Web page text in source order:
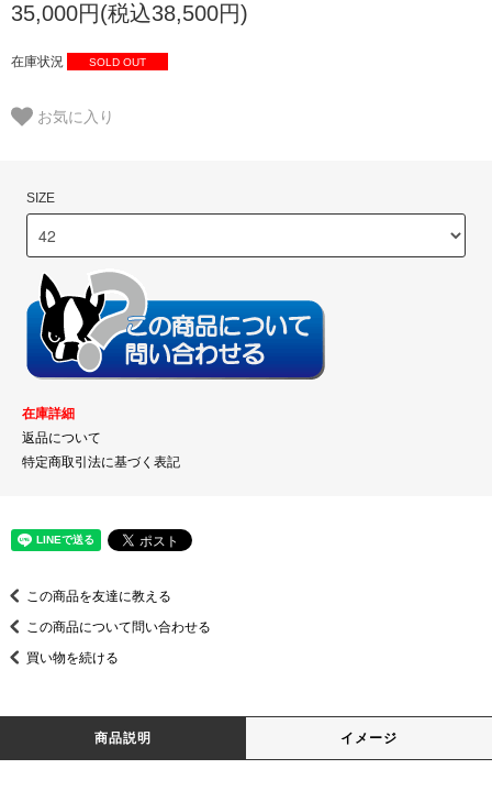
35,000円(税込38,500円)
在庫状況 SOLD OUT
お気に入り
SIZE
在庫詳細
返品について
特定商取引法に基づく表記
この商品を友達に教える
この商品について問い合わせる
買い物を続ける
商品説明 イメージ